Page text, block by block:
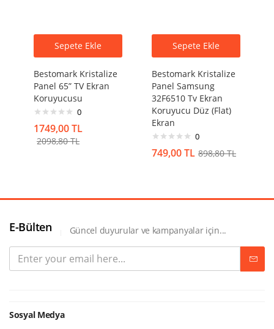
Sepete Ekle
Bestomark Kristalize
Panel 65” TV Ekran
Koruyucusu
0
1749,00TL
2098,80TL
Sepete Ekle
Bestomark Kristalize
Panel Samsung
32F6510 Tv Ekran
Koruyucu Düz (Flat)
Ekran
0
749,00TL 898,80TL
E-Bülten Güncel duyurular ve kampanyalar için...
Sosyal Medya